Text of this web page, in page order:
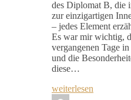
des Diplomat B, die
zur einzigartigen
– jedes Element
Es war mir wichtig,
vergangenen Tage
und die
diese…
weiterlesen